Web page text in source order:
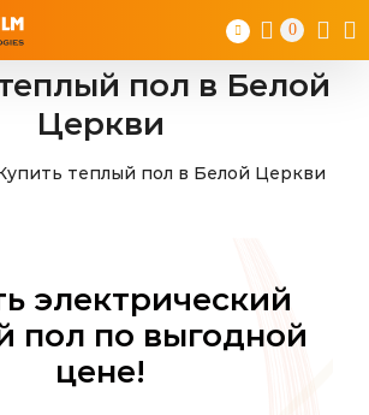
0
пол в Белой
Церкви
теплый пол в Белой Церкви
электрический
пол по выгодной
цене!